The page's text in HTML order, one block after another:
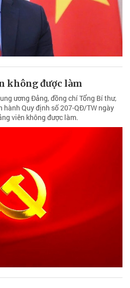
không được làm
ương Đảng, đồng chí Tổng Bí thư,
hành Quy định số 207-QĐ/TW ngày
viên không được làm.